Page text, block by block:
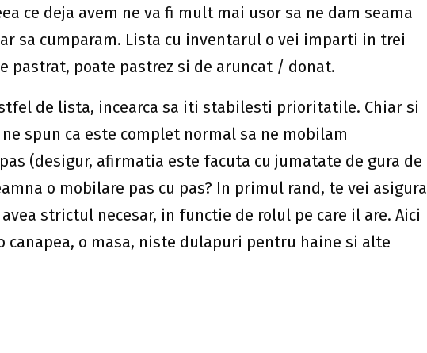
de decor si accesoriile vor veni mai tarziu, in
lor. Desigur, va dura mai mult timp sa ajungi
procedand astfel o sa observi ca bugetul tau nu va fi
contra. In timp o sa aduni mai multi bani, astfel incat
compromis in ceea ce priveste calitatea.
second hand este o alternativa cat se poate de buna, mai
Nu vom face nici un compromis legat de calitate daca
inainte de a scoate banii din buzunar. Cu putina
acestora va oferi un look proaspat locuintei tale si